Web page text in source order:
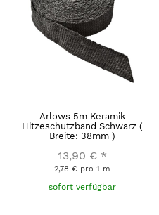
Arlows 5m Keramik
Hitzeschutzband Schwarz (
Breite: 38mm )
13,90 € *
2,78 € pro 1 m
sofort verfügbar